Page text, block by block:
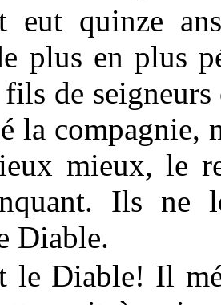
eut quinze
plus en plus
fils de
la compagnie,
mieux, le
Ils ne
Diable.
le Diable! Il